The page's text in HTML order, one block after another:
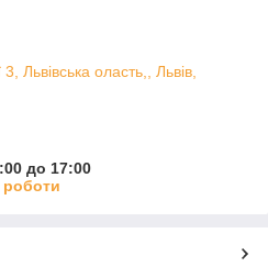
Львівська оласть,, Львів,
до 17:00
роботи